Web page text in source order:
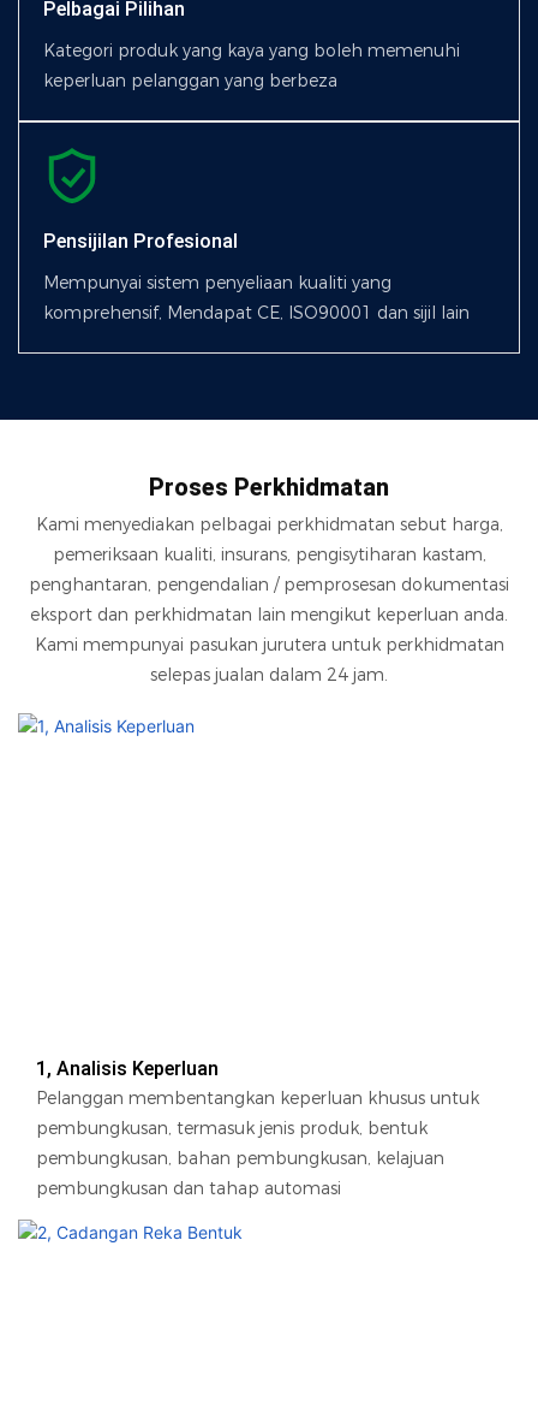
Pelbagai Pilihan
Kategori produk yang kaya yang boleh memenuhi
keperluan pelanggan yang berbeza
Pensijilan Profesional
Mempunyai sistem penyeliaan kualiti yang
komprehensif, Mendapat CE, ISO90001 dan sijil lain
Proses Perkhidmatan
Kami menyediakan pelbagai perkhidmatan sebut harga,
pemeriksaan kualiti, insurans, pengisytiharan kastam,
penghantaran, pengendalian / pemprosesan dokumentasi
eksport dan perkhidmatan lain mengikut keperluan anda.
Kami mempunyai pasukan jurutera untuk perkhidmatan
selepas jualan dalam 24 jam.
1, Analisis Keperluan
Pelanggan membentangkan keperluan khusus untuk
pembungkusan, termasuk jenis produk, bentuk
pembungkusan, bahan pembungkusan, kelajuan
pembungkusan dan tahap automasi